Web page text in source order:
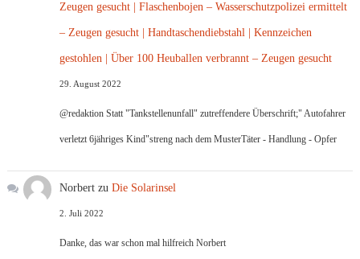
Zeugen gesucht | Flaschenbojen – Wasserschutzpolizei ermittelt
– Zeugen gesucht | Handtaschendiebstahl | Kennzeichen
gestohlen | Über 100 Heuballen verbrannt – Zeugen gesucht
29. August 2022
@redaktion Statt "Tankstellenunfall" zutreffendere Überschrift;" Autofahrer
verletzt 6jähriges Kind"streng nach dem MusterTäter - Handlung - Opfer
Norbert zuDie Solarinsel
2. Juli 2022
Danke, das war schon mal hilfreich Norbert